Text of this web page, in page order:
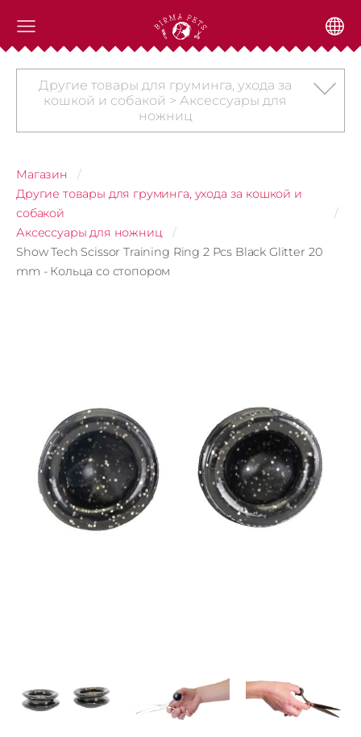
Другие товары для груминга, ухода за
кошкой и собакой > Аксессуары для
ножниц
Магазин
Другие товары для груминга, ухода за кошкой и
собакой
Аксессуары для ножниц
Show Tech Scissor Training Ring 2 Pcs Black Glitter 20
mm - Кольца со стопором